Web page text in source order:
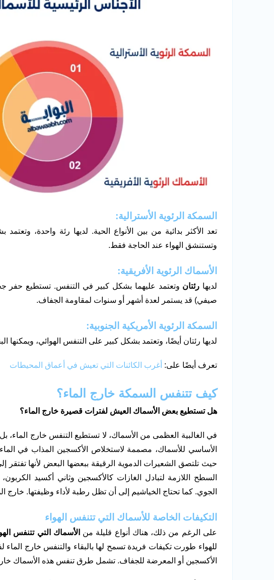
السمكة الرئوية الأسترالية:
تعد الأكثر بدائية من بين الأنواع الحية. لديها رئة واحدة،
وتستنشق الهواء عند الحاجة فقط.
الأسماك الرئوية الأفريقية:
لديها رئتان وتعتمد عليهما بشكل كبير في التنفس. تستطيع
صيفي) قد يستمر لعدة أشهر أو سنوات لمقاومة الجفاف.
السمكة الرئوية الأمريكية الجنوبية:
لديها رئتان أيضًا، وتعتمد بشكل كبير على التنفس الهوائي، ويمكنها
تعرف أيضًا على: أغرب الكائنات التي تعيش في أعماق المحيطات
كيف تتنفس السمكة خارج الماء؟
هل تستطيع بعض الأسماك العيش لفترات قصيرة خارج الماء؟
في الغالبية العظمى من الأسماك، لا تستطيع التنفس خارج الماء،
الأساسي للأسماك، مصممة لاستخلاص الأكسجين المذاب في
حيث تلتصق الشعيرات الدموية الرقيقة ببعضها البعض لأنها
السطح اللازمة لتبادل الغازات كالأكسجين وثاني أكسيد
الجوي. كما تحتاج الخياشيم إلى أن تظل رطبة لأداء وظيفتها. خارج
التكيفات الخاصة للأسماك التي تتنفس الهواء
على الرغم من ذلك، هناك أنواع قليلة من الأسماك التي تتنفس
للهواء طورت تكيفات فريدة تسمح لها بالبقاء والتنفس خارج الماء
الأكسجين أو المعرضة للجفاف. تشمل طرق تنفس هذه الأسماك